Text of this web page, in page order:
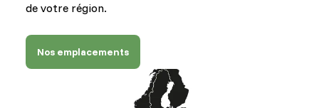
de votre région.
Nos emplacements